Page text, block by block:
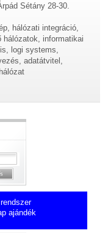
Sétány 28-30.
hálózati integráció,
hálózatok, informatikai
logi systems,
adatátvitel,
ajándék